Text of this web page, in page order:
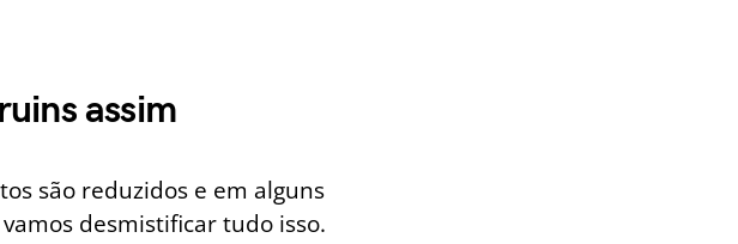
assim
são reduzidos e em alguns
desmistificar tudo isso.